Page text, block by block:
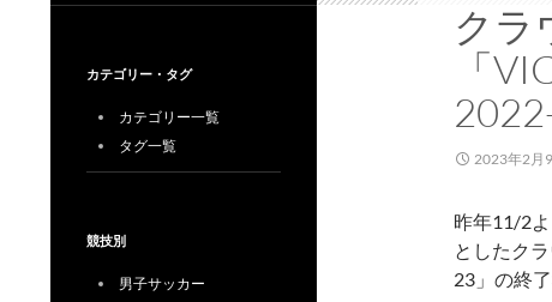
クラ
「
2023年2月
昨年11/2
としたク
23」の終
カテゴリー・タグ
カテゴリー一覧
タグ一覧
競技別
男子サッカー